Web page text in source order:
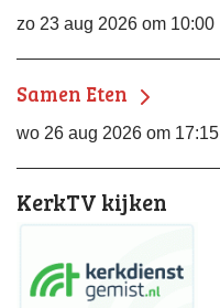
zo 23 aug 2026 om 10:00
Samen Eten
wo 26 aug 2026 om 17:15
KerkTV kijken